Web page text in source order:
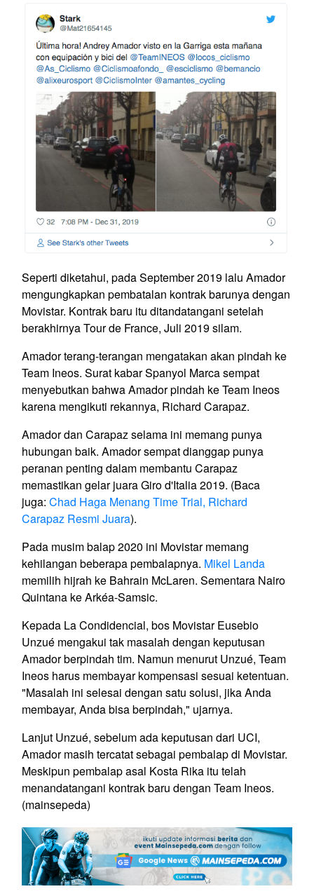
Seperti diketahui, pada September 2019 lalu Amador
mengungkapkan pembatalan kontrak barunya dengan
Movistar. Kontrak baru itu ditandatangani setelah
berakhirnya Tour de France, Juli 2019 silam.
Amador terang-terangan mengatakan akan pindah ke
Team Ineos. Surat kabar Spanyol Marca sempat
menyebutkan bahwa Amador pindah ke Team Ineos
karena mengikuti rekannya, Richard Carapaz.
Amador dan Carapaz selama ini memang punya
hubungan baik. Amador sempat dianggap punya
peranan penting dalam membantu Carapaz
memastikan gelar juara Giro d'Italia 2019. (Baca
juga: Chad Haga Menang Time Trial, Richard
Carapaz Resmi Juara).
Pada musim balap 2020 ini Movistar memang
kehilangan beberapa pembalapnya. Mikel Landa
memilih hijrah ke Bahrain McLaren. Sementara Nairo
Quintana ke Arkéa-Samsic.
Kepada La Condidencial, bos Movistar Eusebio
Unzué mengakui tak masalah dengan keputusan
Amador berpindah tim. Namun menurut Unzué, Team
Ineos harus membayar kompensasi sesuai ketentuan.
"Masalah ini selesai dengan satu solusi, jika Anda
membayar, Anda bisa berpindah," ujarnya.
Lanjut Unzué, sebelum ada keputusan dari UCI,
Amador masih tercatat sebagai pembalap di Movistar.
Meskipun pembalap asal Kosta Rika itu telah
menandatangani kontrak baru dengan Team Ineos.
(mainsepeda)